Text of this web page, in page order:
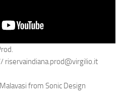
riservaindiana.prod@virgilio.it
from Sonic Design